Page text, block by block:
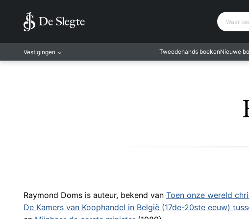
Waar
Tweedehands boekenNieuwe
Vestigingen
Raymond Doms is auteur, bekend van Toen onze wereld
De Kamers van Koophandel in België (17de-20ste eeuw)